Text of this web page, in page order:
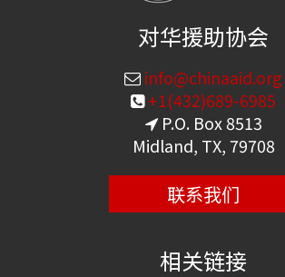
对华援助协会
info@chinaaid.org
+1(432)689-6985
P.O. Box 8513
Midland, TX, 79708
联系我们
相关链接